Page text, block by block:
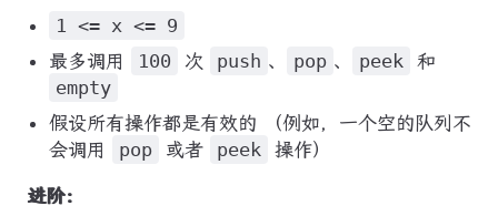
1 <= x <= 9
最多调用
100 次 push 、 pop 、 peek 和
empty
假设所有操作都是有效的 （例如，一个空的队列不
会调用
pop 或者 peek 操作）
进阶：